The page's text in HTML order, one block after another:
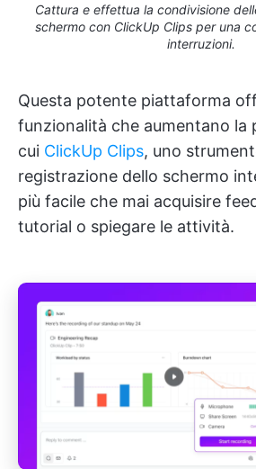
Cattura e effettua la condivisione
schermo con ClickUp Clips per una
interruzioni.
Questa potente piattaforma
funzionalità che aumentano la
cui ClickUp Clips, uno
registrazione dello schermo
più facile che mai acquisire
tutorial o spiegare le attività.